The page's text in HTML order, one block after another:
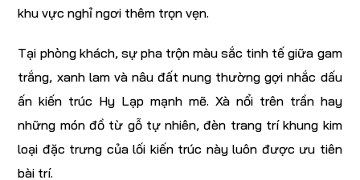
khu vực nghỉ ngơi thêm trọn vẹn.
Tại phòng khách, sự pha trộn màu sắc tinh tế giữa gam
trắng, xanh lam và nâu đất nung thường gợi nhắc dấu
ấn kiến trúc Hy Lạp mạnh mẽ. Xà nổi trên trần hay
những món đồ từ gỗ tự nhiên, đèn trang trí khung kim
loại đặc trưng của lối kiến trúc này luôn được ưu tiên
bài trí.